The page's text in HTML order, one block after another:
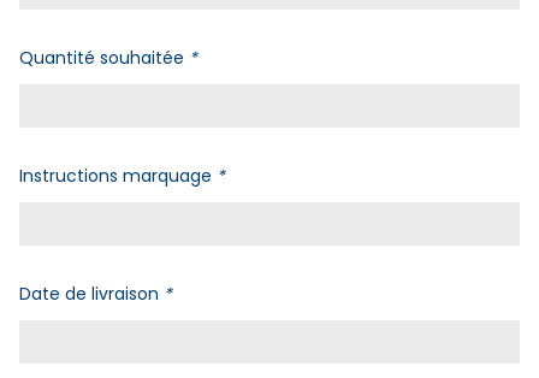
Quantité souhaitée *
Instructions marquage *
Date de livraison *